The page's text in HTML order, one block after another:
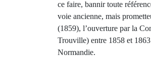
ce faire, bannir toute
voie ancienne, mais
(1859), l’ouverture par la
Trouville) entre 1858 et
Normandie.